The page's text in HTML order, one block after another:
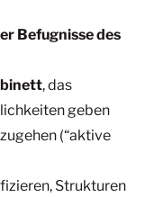
Befugnisse des
, das
geben
(“aktive
Strukturen